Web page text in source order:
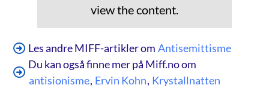
view the content.
Les andre MIFF-artikler om Antisemittisme
Du kan også finne mer på Miff.no om
antisionisme, Ervin Kohn, Krystallnatten